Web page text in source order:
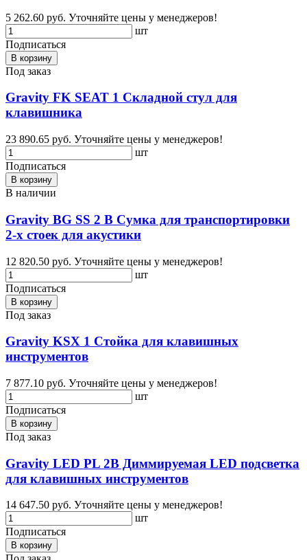
5 262.60 руб. Уточняйте цены у менеджеров!
шт
Подписаться
В корзину
Под заказ
Gravity FK SEAT 1 Складной стул для
клавишника
23 890.65 руб. Уточняйте цены у менеджеров!
шт
Подписаться
В корзину
В наличии
Gravity BG SS 2 B Сумка для транспортировки
2-х стоек для акустики
12 820.50 руб. Уточняйте цены у менеджеров!
шт
Подписаться
В корзину
Под заказ
Gravity KSX 1 Стойка для клавишных
инструментов
7 877.10 руб. Уточняйте цены у менеджеров!
шт
Подписаться
В корзину
Под заказ
Gravity LED PL 2B Диммируемая LED подсветка
для клавишных инструментов
14 647.50 руб. Уточняйте цены у менеджеров!
шт
Подписаться
В корзину